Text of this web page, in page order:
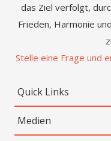
das Ziel verfolgt,
Frieden, Harmonie
Stelle eine Frage und
Quick Links
Medien